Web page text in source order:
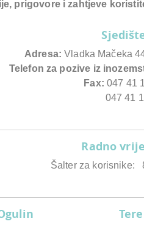
prigovore i zahtjeve
Adresa: Vladka Mačeka
Telefon za pozive iz
Fax: 047 41
047 41
Radno
Šalter za korisnike: